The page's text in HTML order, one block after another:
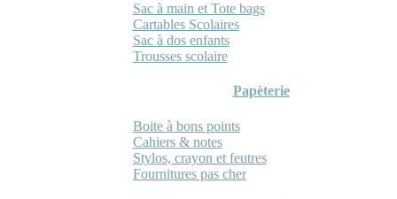
Sac à main et Tote bags
Cartables Scolaires
Sac à dos enfants
Trousses scolaire
Papèterie
Boite à bons points
Cahiers & notes
Stylos, crayon et feutres
Fournitures pas cher